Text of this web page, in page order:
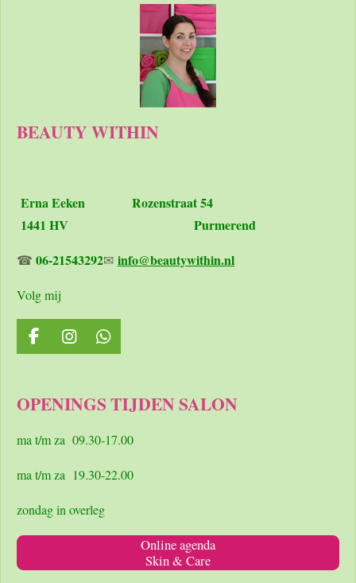
BEAUTY WITHIN
Erna Eeken Rozenstraat 54
1441 HV Purmerend
☎ 06-21543292✉ info@beautywithin.nl
Volg mij
F
a
b
o
I
n
a
r
m
W
h
s
p
OPENINGS TIJDEN SALON
ma t/m za 09.30-17.00
ma t/m za 19.30-22.00
zondag in overleg
Online agenda
Skin & Care